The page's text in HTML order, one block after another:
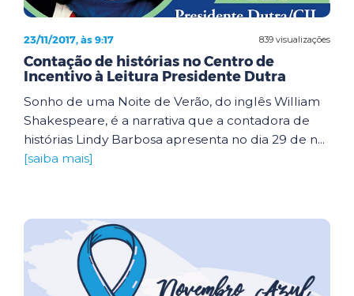
839 visualizações
23/11/2017, às 9:17
Contação de histórias no Centro de
Incentivo à Leitura Presidente Dutra
Sonho de uma Noite de Verão, do inglês William
Shakespeare, é a narrativa que a contadora de
histórias Lindy Barbosa apresenta no dia 29 de n...
[saiba mais]